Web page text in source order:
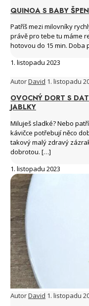
QUINOA S BABY
Patříš mezi milovníky
právě pro tebe tu máme
hotovou do 15 min. Doba
1. listopadu 2023
AutorDavid 1. listopadu
OVOCNÝ DORT S
JABLKY
Miluješ sladké? Nebo
kávičce potřebují něco
takový malý zdravý
dobrotou. […]
1. listopadu 2023
AutorDavid 1. listopadu